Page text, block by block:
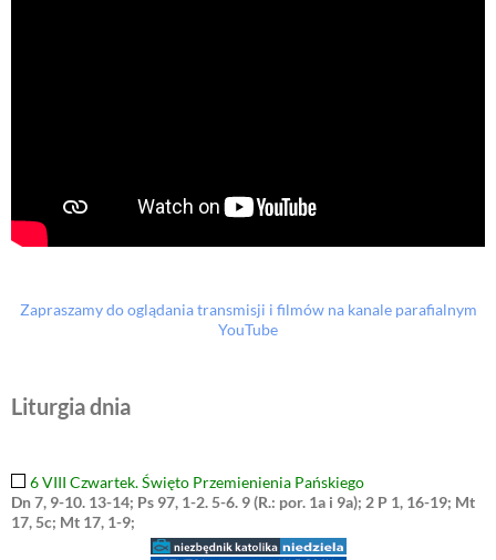
Zapraszamy do oglądania transmisji i filmów na kanale parafialnym
YouTube
Liturgia dnia
6 VIII Czwartek. Święto Przemienienia Pańskiego
Dn 7, 9-10. 13-14; Ps 97, 1-2. 5-6. 9 (R.: por. 1a i 9a); 2 P 1, 16-19; Mt
17, 5c; Mt 17, 1-9;